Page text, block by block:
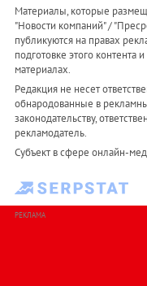
Материалы, которые
"Новости компаний" /
публикуются на правах
подготовке этого контента
материалах.
Редакция не несет
обнародованные в
законодательству,
рекламодатель.
Субъект в сфере онлайн-
РЕКЛАМА